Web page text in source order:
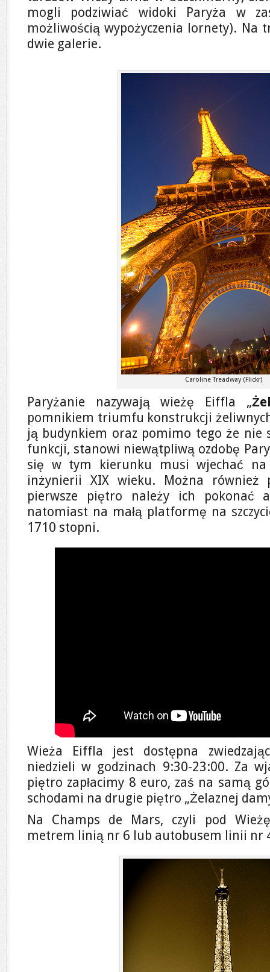
mogli podziwiać widoki Paryża w
możliwością wypożyczenia lornety). Na
dwie galerie.
Caroline Treadway (Flickr)
Paryżanie nazywają wieżę Eiffla „
pomnikiem triumfu konstrukcji
ją budynkiem oraz pomimo tego że nie
funkcji, stanowi niewątpliwą ozdobę
się w tym kierunku musi wjechać na
inżynierii XIX wieku. Można również
pierwsze piętro należy ich pokonać
natomiast na małą platformę na
1710 stopni.
Wieża Eiffla jest dostępna
niedzieli w godzinach 9:30-23:00. Za
piętro zapłacimy 8 euro, zaś na samą
schodami na drugie piętro „Żelaznej
Na Champs de Mars, czyli pod
metrem linią nr 6 lub autobusem linii nr